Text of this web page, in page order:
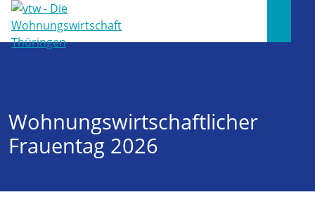
Wohnungswirtschaftlicher
Frauentag 2026